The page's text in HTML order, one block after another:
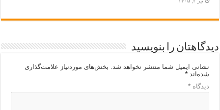
دیدگاهتان را بنویسید
نشانی ایمیل شما منتشر نخواهد شد.
بخش‌های موردنیاز علامت‌گذاری
شده‌اند*
دیدگاه*